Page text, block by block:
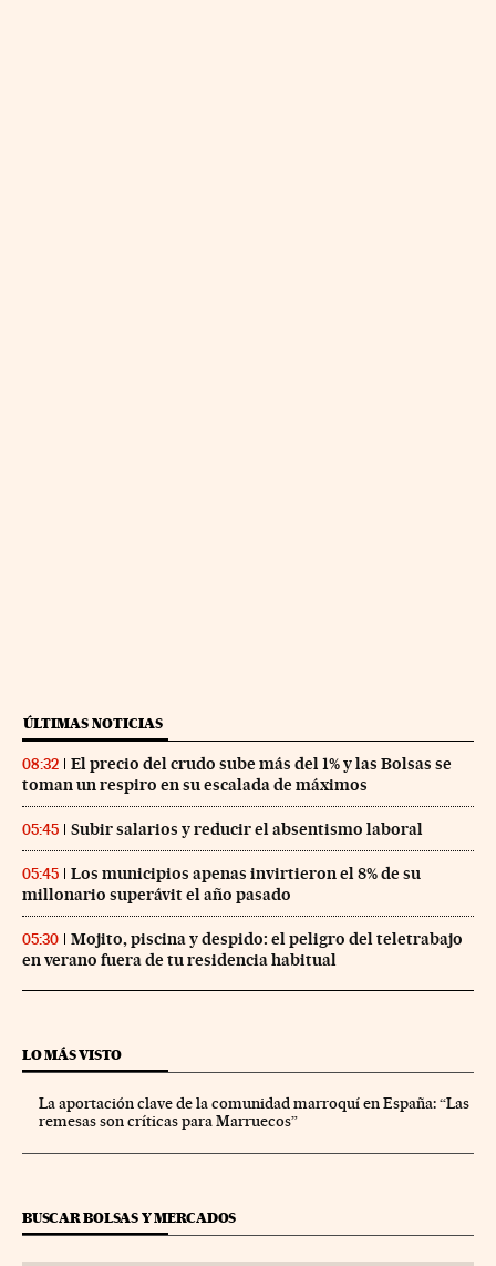
ÚLTIMAS NOTICIAS
08:32
El precio del crudo sube más del 1% y las Bolsas se
toman un respiro en su escalada de máximos
05:45 Subir salarios y reducir el absentismo laboral
05:45
Los municipios apenas invirtieron el 8% de su
millonario superávit el año pasado
05:30
Mojito, piscina y despido: el peligro del teletrabajo
en verano fuera de tu residencia habitual
LO MÁS VISTO
La aportación clave de la comunidad marroquí en España: “Las
remesas son críticas para Marruecos”
BUSCAR BOLSAS Y MERCADOS